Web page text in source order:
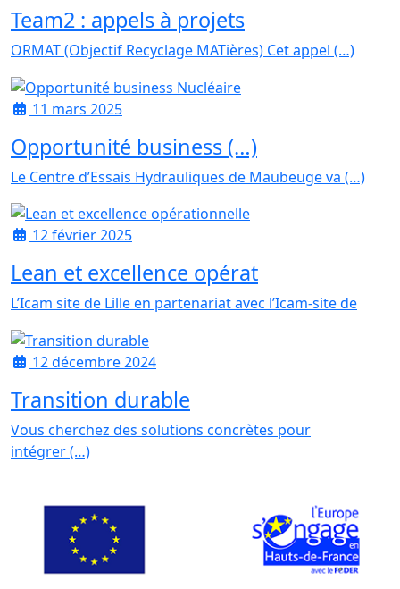
Team2 : appels à projets
ORMAT (Objectif Recyclage MATières) Cet appel (…)
11 mars 2025
Opportunité business (…)
Le Centre d’Essais Hydrauliques de Maubeuge va (…)
12 février 2025
Lean et excellence opérat
L’Icam site de Lille en partenariat avec l’Icam-site de
12 décembre 2024
Transition durable
Vous cherchez des solutions concrètes pour
intégrer (…)